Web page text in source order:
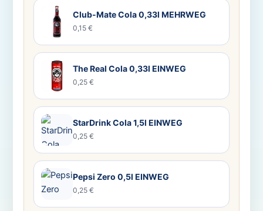
Club-Mate Cola 0,33l MEHRWEG
0,15 €
The Real Cola 0,33l EINWEG
0,25 €
StarDrink Cola 1,5l EINWEG
0,25 €
Pepsi Zero 0,5l EINWEG
0,25 €